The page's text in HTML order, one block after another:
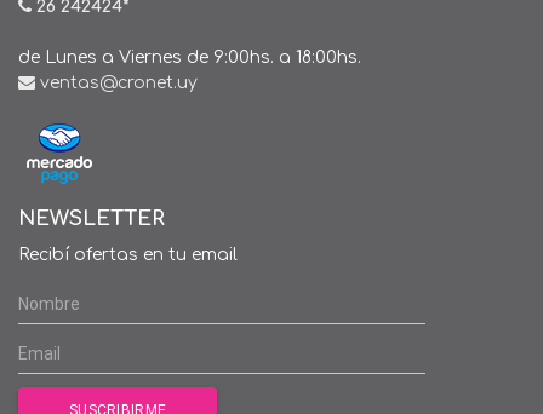
26 242424*
de Lunes a Viernes de 9:00hs. a 18:00hs.
ventas@cronet.uy
NEWSLETTER
Recibí ofertas en tu email